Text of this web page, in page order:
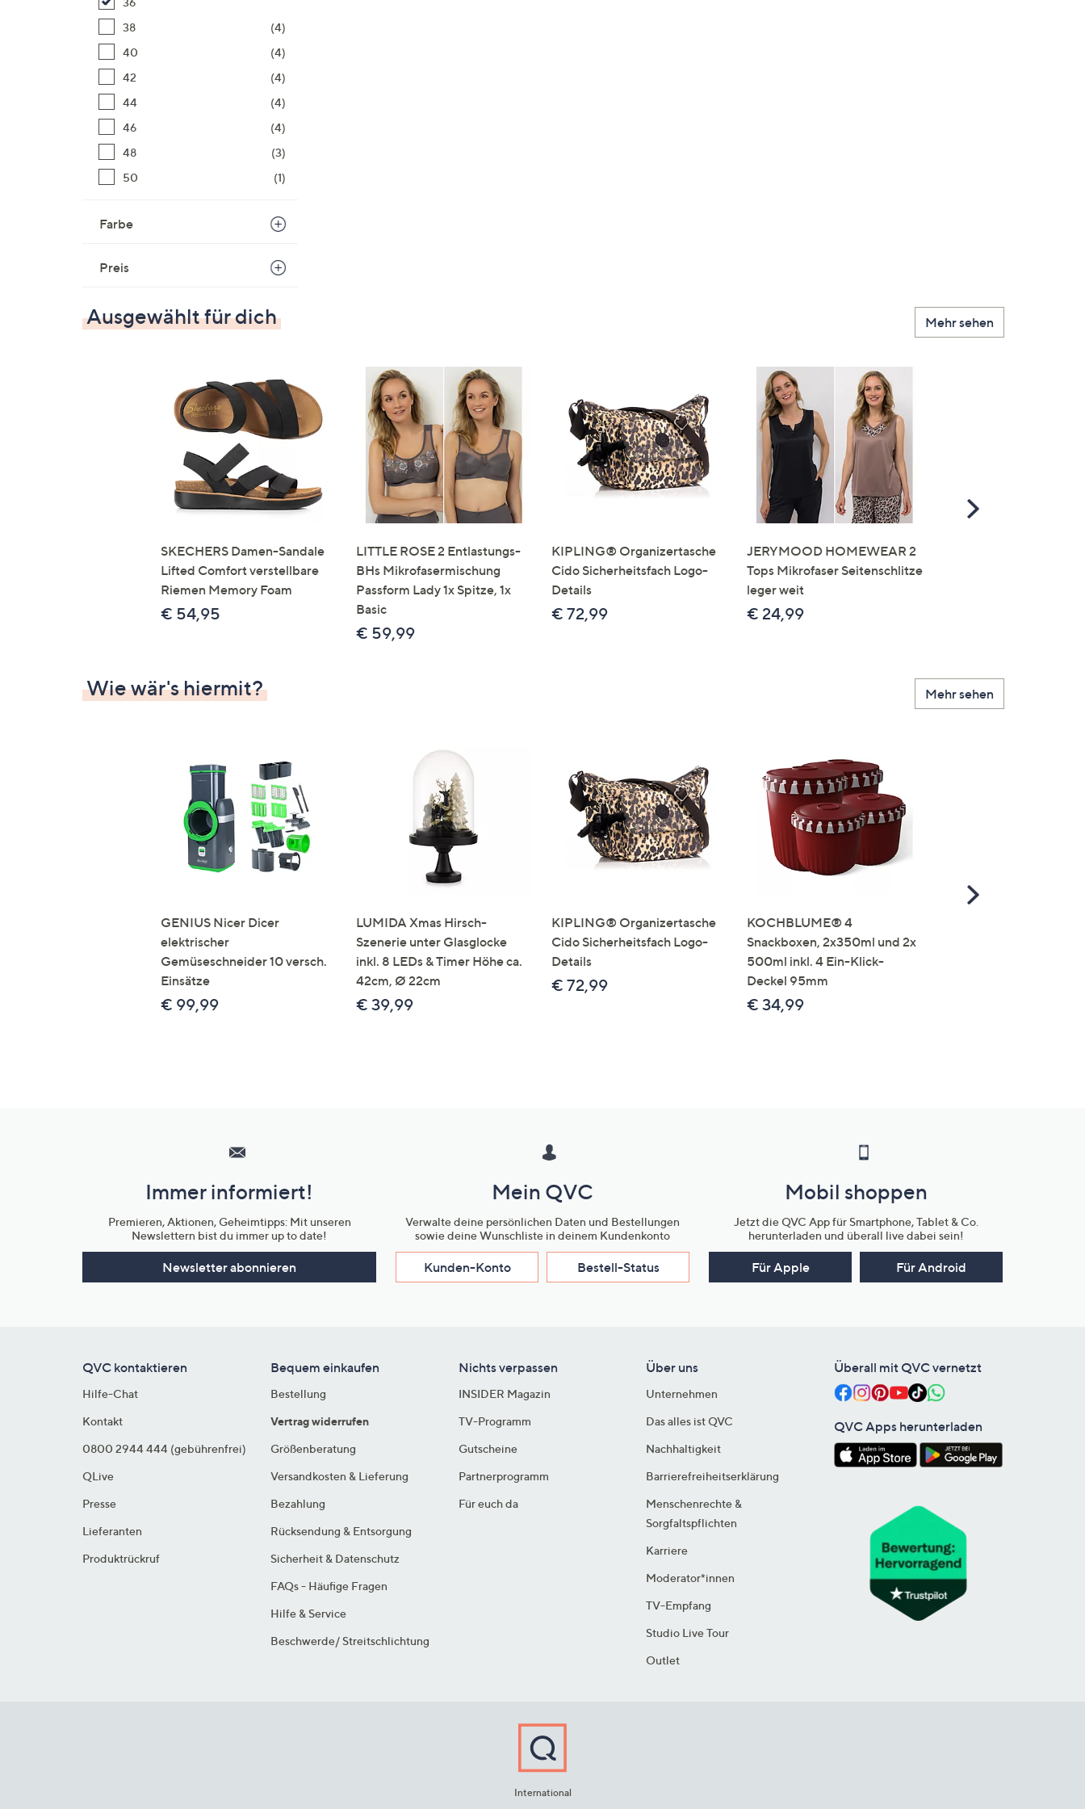
38
(4)
40
(4)
42
(4)
44
(4)
46
(4)
48
(3)
50
(1)
Farbe
Preis
Ausgewählt für dich Mehr sehen
SKECHERS Damen-Sandale
Lifted Comfort verstellbare
Riemen Memory Foam
€ 54,95
LITTLE ROSE 2 Entlastungs-
BHs Mikrofasermischung
Passform Lady 1x Spitze, 1x
Basic
€ 59,99
KIPLING® Organizertasche
Cido Sicherheitsfach Logo-
Details
€ 72,99
JERYMOOD HOMEWEAR 2
Tops Mikrofaser Seitenschlitze
leger weit
€ 24,99
Scroll
Wie wär's hiermit? Mehr sehen
GENIUS Nicer Dicer
elektrischer
Gemüseschneider 10 versch.
Einsätze
€ 99,99
LUMIDA Xmas Hirsch-
Szenerie unter Glasglocke
inkl. 8 LEDs & Timer Höhe ca.
42cm, Ø 22cm
€ 39,99
KIPLING® Organizertasche
Cido Sicherheitsfach Logo-
Details
€ 72,99
KOCHBLUME® 4
Snackboxen, 2x350ml und 2x
500ml inkl. 4 Ein-Klick-
Deckel 95mm
€ 34,99
Scroll
Unternehmensinformationen
Immer informiert!
Premieren, Aktionen, Geheimtipps: Mit unseren
Newslettern bist du immer up to date!
Newsletter abonnieren
Mein QVC
Verwalte deine persönlichen Daten und Bestellungen
sowie deine Wunschliste in deinem Kundenkonto
Kunden-Konto Bestell-Status
Mobil shoppen
Jetzt die QVC App für Smartphone, Tablet & Co.
herunterladen und überall live dabei sein!
Für Apple Für Android
QVC kontaktieren
Hilfe-Chat
Kontakt
0800 2944 444 (gebührenfrei)
QLive
Presse
Lieferanten
Produktrückruf
Bequem einkaufen
Bestellung
Vertrag widerrufen
Größenberatung
Versandkosten & Lieferung
Bezahlung
Rücksendung & Entsorgung
Sicherheit & Datenschutz
FAQs - Häufige Fragen
Hilfe & Service
Beschwerde/ Streitschlichtung
Nichts verpassen
INSIDER Magazin
TV-Programm
Gutscheine
Partnerprogramm
Für euch da
Über uns
Unternehmen
Das alles ist QVC
Nachhaltigkeit
Barrierefreiheitserklärung
Menschenrechte &
Sorgfaltspflichten
Karriere
Moderator*innen
TV-Empfang
Studio Live Tour
Outlet
Überall mit QVC vernetzt
QVC Apps herunterladen
International